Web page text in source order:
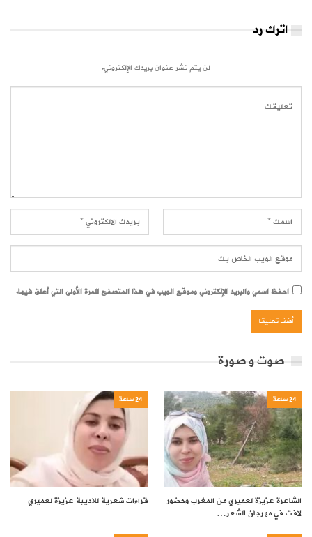
اترك رد
لن يتم نشر عنوان بريدك الإلكتروني.
احفظ اسمي والبريد الإلكتروني وموقع الويب في هذا المتصفح للمرة الأولى التي أعلق فيها.
صوت و صورة
24 ساعة
الشاعرة عزيزة لعميري من المغرب وحضور
لافت في مهرجان الشعر…
24 ساعة
قراءات شعرية للاديبة عزيزة لعميري